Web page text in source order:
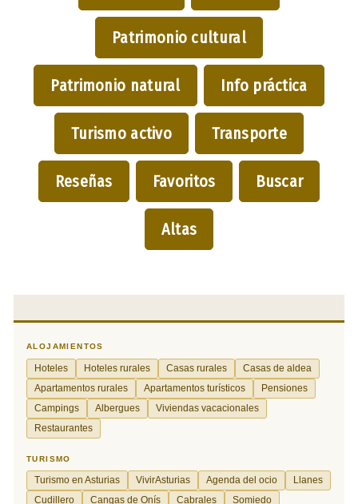
Patrimonio cultural
Patrimonio natural Info práctica
Turismo activo Transporte
Reseñas Favoritos Buscar
Altas